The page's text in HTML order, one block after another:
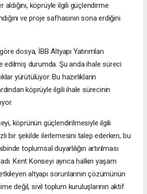
aldığını, köprüyle ilgili güçlendirme
ve proje safhasının sona erdiğini
dosya, İBB Altyapı Yatırımları
edilmiş durumda. Şu anda ihale süreci
yürütülüyor. Bu hazırlıkların
köprüyle ilgili ihale sürecinin
köprünün güçlendirilmesiyle ilgili
bir şekilde ilerlemesini talep ederken, bu
toplumsal duyarlılığın artırılması
Kent Konseyi ayrıca halkın yaşam
altyapı sorunlarının çözümünün
değil, sivil toplum kuruluşlarının aktif